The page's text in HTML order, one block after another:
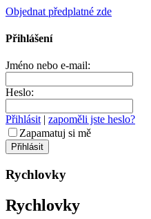
Objednat předplatné zde
Přihlášení
Jméno nebo e-mail:
Heslo:
Přihlásit | zapoměli jste heslo?
Zapamatuj si mě
Rychlovky
Rychlovky